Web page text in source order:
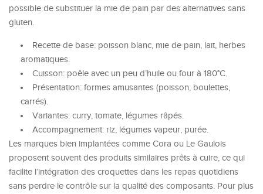
possible de substituer la mie de pain par des alternatives sans
gluten.
Recette de base: poisson blanc, mie de pain, lait, herbes
aromatiques.
Cuisson: poêle avec un peu d’huile ou four à 180°C.
Présentation: formes amusantes (poisson, boulettes,
carrés).
Variantes: curry, tomate, légumes râpés.
Accompagnement: riz, légumes vapeur, purée.
Les marques bien implantées comme Cora ou Le Gaulois
proposent souvent des produits similaires prêts à cuire, ce qui
facilite l’intégration des croquettes dans les repas quotidiens
sans perdre le contrôle sur la qualité des composants. Pour plus